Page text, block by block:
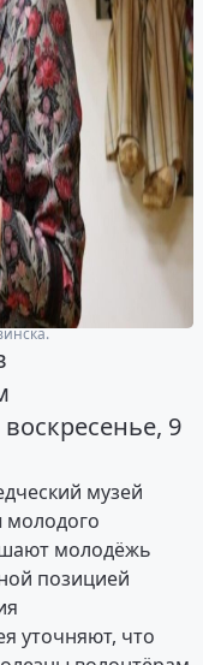
9
музей
молодёжь
позицией
уточняют, что